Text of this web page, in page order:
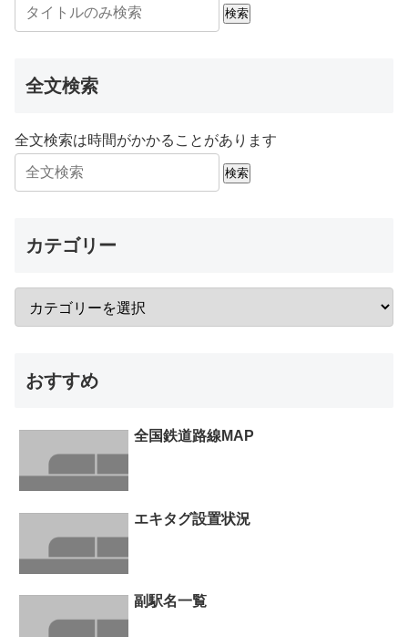
検索
全文検索
全文検索は時間がかかることがあります
検索
カテゴリー
おすすめ
全国鉄道路線MAP
エキタグ設置状況
副駅名一覧